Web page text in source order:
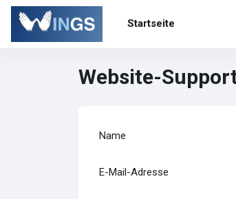
Zum Hauptinhalt
Startseite
Website-
Name
E-Mail-Adresse